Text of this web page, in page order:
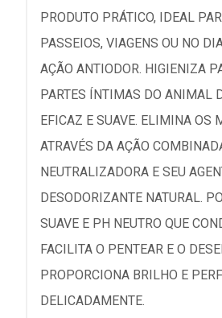
PRODUTO PRÁTICO, IDEAL
PASSEIOS, VIAGENS OU NO
AÇÃO ANTIODOR. HIGIENIZA
PARTES ÍNTIMAS DO ANIMAL
EFICAZ E SUAVE. ELIMINA OS
ATRAVÉS DA AÇÃO
NEUTRALIZADORA E SEU
DESODORIZANTE NATURAL.
SUAVE E PH NEUTRO QUE
FACILITA O PENTEAR E O
PROPORCIONA BRILHO E
DELICADAMENTE.